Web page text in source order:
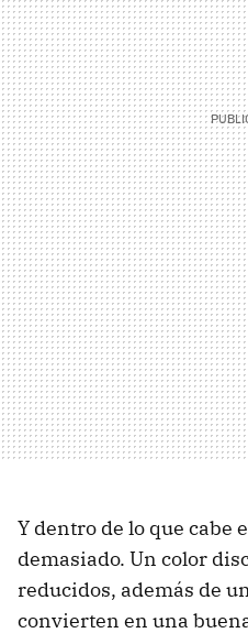
Y dentro de lo que cabe
demasiado. Un color
reducidos, además de
convierten en una